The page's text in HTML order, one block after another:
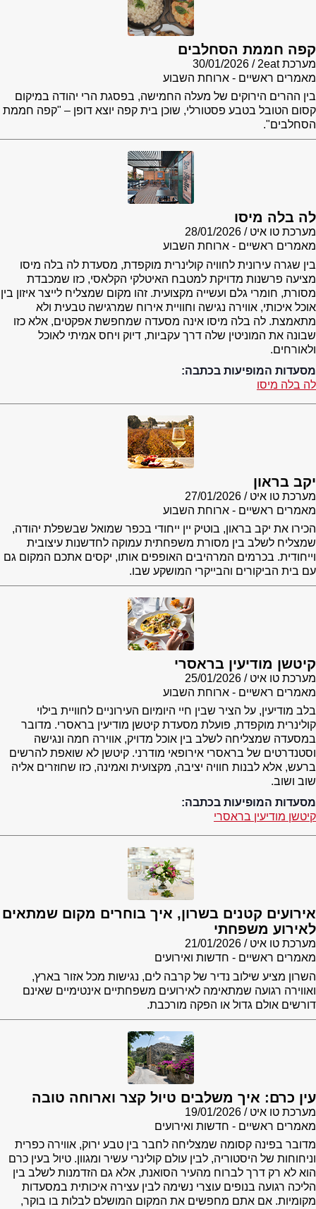
קפה חממת הסחלבים
מערכת 2eat
30/01/2026
מאמרים ראשיים - ארוחת השבוע
בין ההרים הירוקים של מעלה החמישה, בפסגת הרי יהודה במיקום
קסום הטובל בטבע פסטורלי, שוכן בית קפה יוצא דופן – "קפה חממת
הסחלבים".
לה בלה מיסו
מערכת טו איט
28/01/2026
מאמרים ראשיים - ארוחת השבוע
בין שגרה עירונית לחוויה קולינרית מוקפדת, מסעדת לה בלה מיסו
מציעה פרשנות מדויקת למטבח האיטלקי הקלאסי, כזו שמכבדת
מסורת, חומרי גלם ועשייה מקצועית. זהו מקום שמצליח לייצר איזון בין
אוכל איכותי, אווירה נגישה וחוויית אירוח שמרגישה טבעית ולא
מתאמצת. לה בלה מיסו אינה מסעדה שמחפשת אפקטים, אלא כזו
שבונה את המוניטין שלה דרך עקביות, דיוק ויחס אמיתי לאוכל
ולאורחים.
מסעדות המופיעות בכתבה:
לה בלה מיסו
יקב בראון
מערכת טו איט
27/01/2026
מאמרים ראשיים - ארוחת השבוע
הכירו את יקב בראון, בוטיק יין ייחודי בכפר שמואל שבשפלת יהודה,
שמצליח לשלב בין מסורת משפחתית עמוקה לחדשנות עיצובית
וייחודית. בכרמים המרהיבים האופפים אותו, יקסים אתכם המקום גם
עם בית הביקורים והבייקרי המושקע שבו.
קיטשן מודיעין בראסרי
מערכת טו איט
25/01/2026
מאמרים ראשיים - ארוחת השבוע
בלב מודיעין, על הציר שבין חיי היומיום העירוניים לחוויית בילוי
קולינרית מוקפדת, פועלת מסעדת קיטשן מודיעין בראסרי. מדובר
במסעדה שמצליחה לשלב בין אוכל מדויק, אווירה חמה ונגישה
וסטנדרטים של בראסרי אירופאי מודרני. קיטשן לא שואפת להרשים
ברעש, אלא לבנות חוויה יציבה, מקצועית ואמינה, כזו שחוזרים אליה
שוב ושוב.
מסעדות המופיעות בכתבה:
קיטשן מודיעין בראסרי
אירועים קטנים בשרון, איך בוחרים מקום שמתאים
לאירוע משפחתי
מערכת טו איט
21/01/2026
מאמרים ראשיים - חדשות ואירועים
השרון מציע שילוב נדיר של קרבה לים, נגישות מכל אזור בארץ,
ואווירה רגועה שמתאימה לאירועים משפחתיים אינטימיים שאינם
דורשים אולם גדול או הפקה מורכבת.
עין כרם: איך משלבים טיול קצר וארוחה טובה
מערכת טו איט
19/01/2026
מאמרים ראשיים - חדשות ואירועים
מדובר בפינה קסומה שמצליחה לחבר בין טבע ירוק, אווירה כפרית
וניחוחות של היסטוריה, לבין עולם קולינרי עשיר ומגוון. טיול בעין כרם
הוא לא רק דרך לברוח מהעיר הסואנת, אלא גם הזדמנות לשלב בין
הליכה רגועה בנופים עוצרי נשימה לבין עצירה איכותית במסעדות
מקומיות. אם אתם מחפשים את המקום המושלם לבלות בו בוקר,